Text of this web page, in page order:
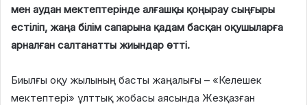
мен аудан мектептерінде алғашқы қоңырау сыңғыры
естіліп, жаңа білім сапарына қадам басқан оқушыларға
арналған салтанатты жиындар өтті.
Биылғы оқу жылының басты жаңалығы – «Келешек
мектептері» ұлттық жобасы аясында Жезқазған